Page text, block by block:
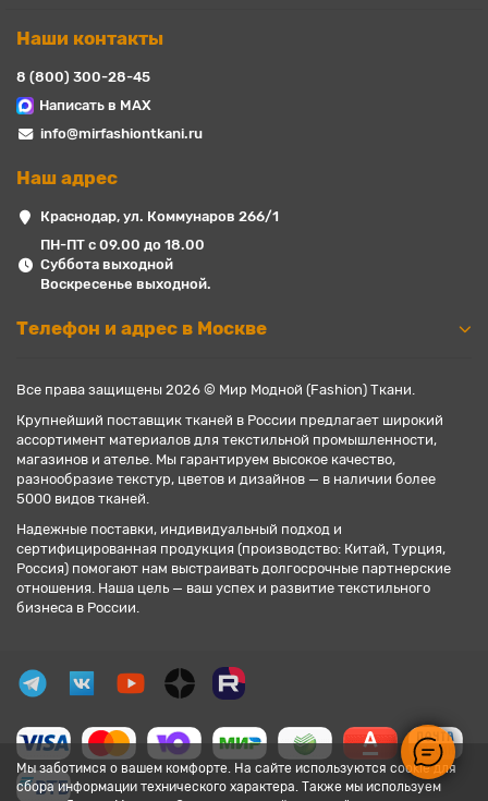
Мы заботимся о вашем комфорте. На сайте используются cookie для
сбора информации технического характера. Также мы используем
Наши контакты
8 (800) 300-28-45
Написать в MAX
info@mirfashiontkani.ru
Наш адрес
Краснодар, ул. Коммунаров 266/1
ПН-ПТ с 09.00 до 18.00
Суббота выходной
Воскресенье выходной.
Телефон и адрес в Москве
Все права защищены 2026 © Мир Модной (Fashion) Ткани.
Крупнейший поставщик тканей в России предлагает широкий
ассортимент материалов для текстильной промышленности,
магазинов и ателье. Мы гарантируем высокое качество,
разнообразие текстур, цветов и дизайнов — в наличии более
5000 видов тканей.
Надежные поставки, индивидуальный подход и
сертифицированная продукция (производство: Китай, Турция,
Россия) помогают нам выстраивать долгосрочные партнерские
отношения. Наша цель — ваш успех и развитие текстильного
бизнеса в России.